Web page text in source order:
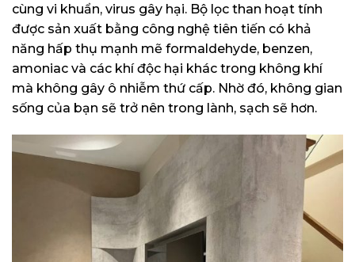
cùng vi khuẩn, virus gây hại. Bộ lọc than hoạt tính
được sản xuất bằng công nghệ tiên tiến có khả
năng hấp thụ mạnh mẽ formaldehyde, benzen,
amoniac và các khí độc hại khác trong không khí
mà không gây ô nhiễm thứ cấp. Nhờ đó, không gian
sống của bạn sẽ trở nên trong lành, sạch sẽ hơn.